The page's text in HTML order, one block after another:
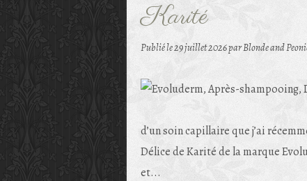
Karité
Publié le29 juillet 2026par Blonde and
d’un soin capillaire que j’ai
Délice de Karité de la marque
et...